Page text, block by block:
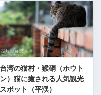
台湾の猫村・猴硐（ホウト
ン）猫に癒される人気観光
スポット（平渓）